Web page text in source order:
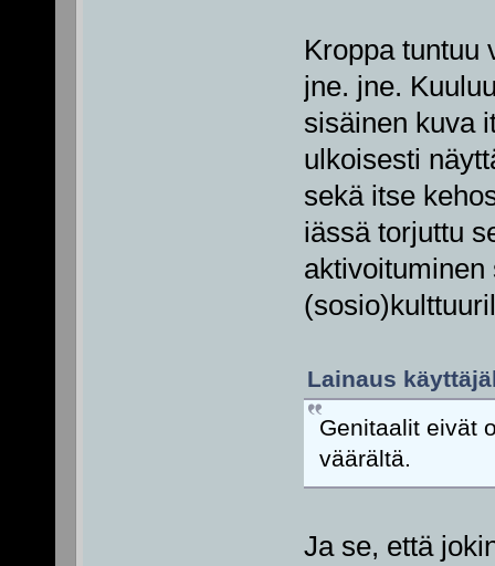
Kroppa tuntuu
jne. jne.
sisäinen kuva
ulkoisesti
sekä itse
iässä torjuttu
aktivoituminen
Lainaus
Genitaalit eivät
väärältä.
Ja se, että